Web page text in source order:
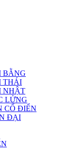
BẰNG
THÁI
NHẬT
LỬNG
CỔ ĐIỂN
ĐẠI